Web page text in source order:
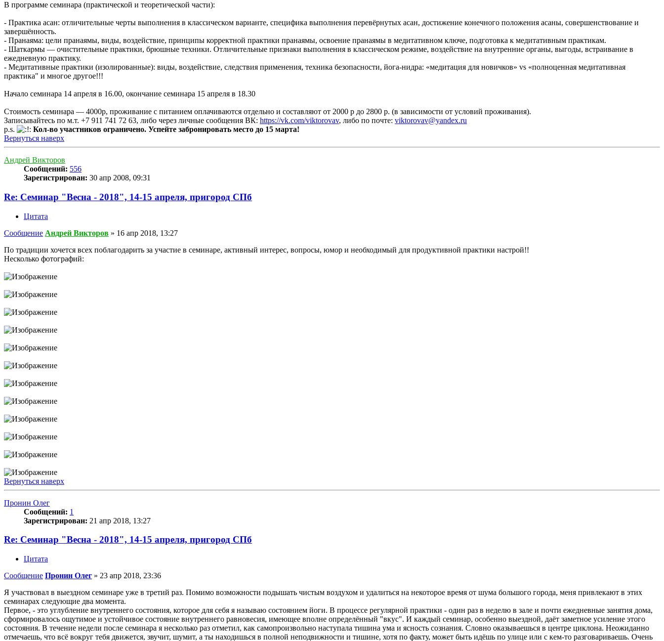
В программе семинара (практической и теоретической части):
- Практика асан: отличительные черты выполнения в классическом варианте, специфика выполнения перевёрнутых асан, достижение конечного положения асаны, совершенствование и
завершённость.
- Пранаяма: цели пранаямы, виды, воздействие, принципы корректной практики пранаямы, освоение пранаямы в медитативном ключе, подготовка к медитативным практикам.
- Шаткармы — очистительные практики, брюшные техники. Отличительные признаки выполнения в классическом режиме, воздействие на внутренние органы, выгоды, встраивание в
ежедневную практику.
- Медитативные практики (изолированные): виды, воздействие, следствия применения, техника безопасности, йога-нидра: «медитация для новичков» vs «полноценная медитативная
практика" и многое другое!!!
Начало семинара 14 апреля в 16.00, окончание семинара 15 апреля в 18.30
Стоимость семинара — 4000р, проживание с питанием оплачиваются отдельно и составляют от 2000 р до 2800 р. (в зависимости от условий проживания).
Записывайтесь по м.т. +7 911 741 72 63, либо через личные сообщения ВК: https://vk.com/viktorovav, либо по почте: viktorovav@yandex.ru
p.s.
Кол-во участников ограничено. Успейте забронировать место до 15 марта!
Вернуться наверх
Андрей Викторов
Сообщений: 556
Зарегистрирован: 30 апр 2008, 09:31
Re: Семинар "Весна - 2018", 14-15 апреля, пригород СПб
Цитата
Сообщение Андрей Викторов » 16 апр 2018, 13:27
По традиции хочется всех поблагодарить за участие в семинаре, активный интерес, вопросы, юмор и необходимый для продуктивной практики настрой!!
Несколько фотографий:
Вернуться наверх
Пронин Олег
Сообщений: 1
Зарегистрирован: 21 апр 2018, 13:27
Re: Семинар "Весна - 2018", 14-15 апреля, пригород СПб
Цитата
Сообщение Пронин Олег » 23 апр 2018, 23:36
Я участвовал в выездном семинаре уже в третий раз. Помимо возможности подышать чистым воздухом и удалиться на некоторое время от шума большого города, меня привлекают в этих
семинарах следующие два момента.
Первое, - это углубление внутреннего состояния, которое для себя я называю состоянием йоги. В процессе регулярной практики - один раз в неделю в зале и почти ежедневные занятия дома,
сформировалось ощутимое и устойчивое состояние внутреннего равновесия, имеющее вполне определённый "вкус". И каждый семинар, особенно выездной, даёт заметное усиление этого
состояния. В течение недели после семинара я несколько раз отметил, как самопроизвольно наступала тишина ума и ясность сознания. Словно оказываешься в центре циклона. Неожиданно
отмечаешь, что всё вокруг тебя движется, звучит, шумит, а ты находишься в полной неподвижности и тишине, хотя по факту, может быть идёшь по улице или с кем-то разговариваешь. Очень